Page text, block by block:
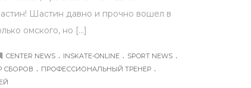
Шастин давно и прочно вошел в
омского, но […]
CENTER NEWS . INSKATE-ONLINE . SPORT NEWS .
СБОРОВ . ПРОФЕССИОНАЛЬНЫЙ ТРЕНЕР .